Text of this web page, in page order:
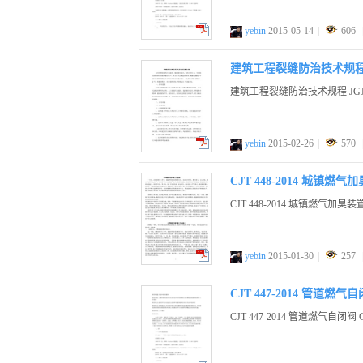
pdf
yebin 2015-05-14 606
pdf
建筑工程裂缝防治技术规
建筑工程裂缝防治技术规程
yebin 2015-02-26 570
pdf
CJT 448-2014 城镇燃气加
CJT 448-2014 城镇燃气加臭装
yebin 2015-01-30 257
CJT 447-2014 管道燃气自
CJT 447-2014 管道燃气自闭阀